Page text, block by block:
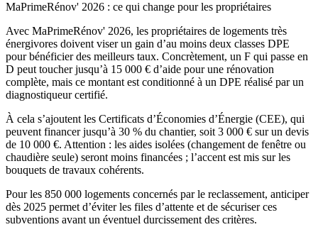
MaPrimeRénov' 2026 : ce qui change pour les propriétaires
Avec MaPrimeRénov' 2026, les propriétaires de logements très
énergivores doivent viser un gain d’au moins deux classes DPE
pour bénéficier des meilleurs taux. Concrètement, un F qui passe en
D peut toucher jusqu’à 15 000 € d’aide pour une rénovation
complète, mais ce montant est conditionné à un DPE réalisé par un
diagnostiqueur certifié.
À cela s’ajoutent les Certificats d’Économies d’Énergie (CEE), qui
peuvent financer jusqu’à 30 % du chantier, soit 3 000 € sur un devis
de 10 000 €. Attention : les aides isolées (changement de fenêtre ou
chaudière seule) seront moins financées ; l’accent est mis sur les
bouquets de travaux cohérents.
Pour les 850 000 logements concernés par le reclassement, anticiper
dès 2025 permet d’éviter les files d’attente et de sécuriser ces
subventions avant un éventuel durcissement des critères.